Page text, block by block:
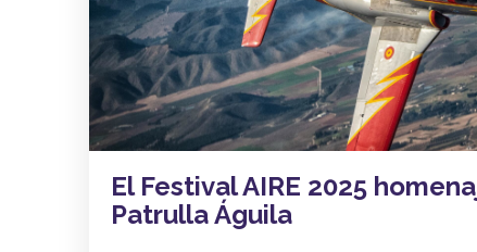
El Festival AIRE 2025
Patrulla Águila